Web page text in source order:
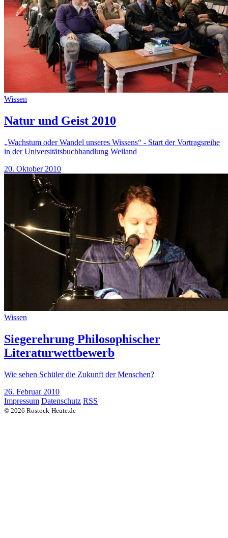
Wissen
Natur und Geist 2010
„Wachstum oder Wandel unseres Wissens“ - Start der Vortragsreihe
in der Universitätsbuchhandlung Weiland
20. Oktober 2010
Wissen
Siegerehrung Philosophischer
Literaturwettbewerb
Wie sehen Schüler die Zukunft der Menschen?
26. Februar 2010
Impressum Datenschutz RSS
© 2026 Rostock-Heute.de